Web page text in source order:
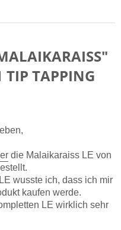
TIP TAPPING
die Malaikaraiss LE von
wusste ich, dass ich mir
kaufen werde.
LE wirklich sehr